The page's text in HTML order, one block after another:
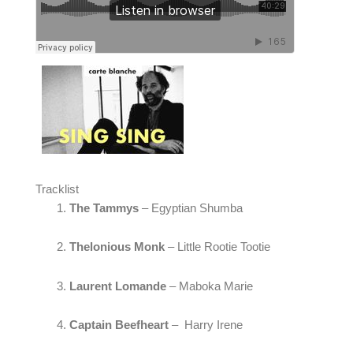
Tracklist
The Tammys – Egyptian Shumba
Thelonious Monk – Little Rootie Tootie
Laurent Lomande – Maboka Marie
Captain Beefheart –  Harry Irene